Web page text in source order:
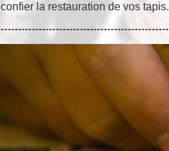
confier la restauration de vos tapis.